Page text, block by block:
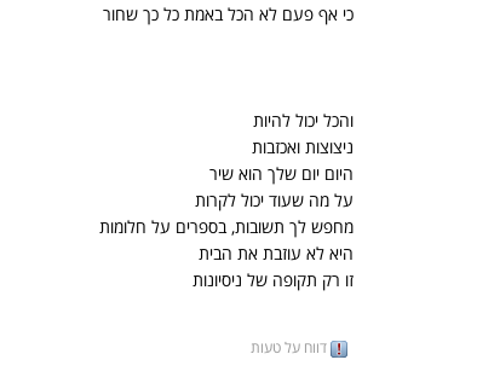
כי אף פעם לא הכל באמת כל כך שחור
והכל יכול להיות
ניצוצות ואכזבות
היום יום שלך הוא שיר
על מה שעוד יכול לקרות
מחפש לך תשובות, בספרים על חלומות
היא לא עוזבת את הבית
זו רק תקופה של ניסיונות
דווח על טעות